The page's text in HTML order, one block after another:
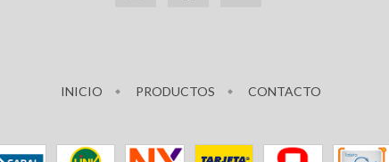
INICIO PRODUCTOS CONTACTO